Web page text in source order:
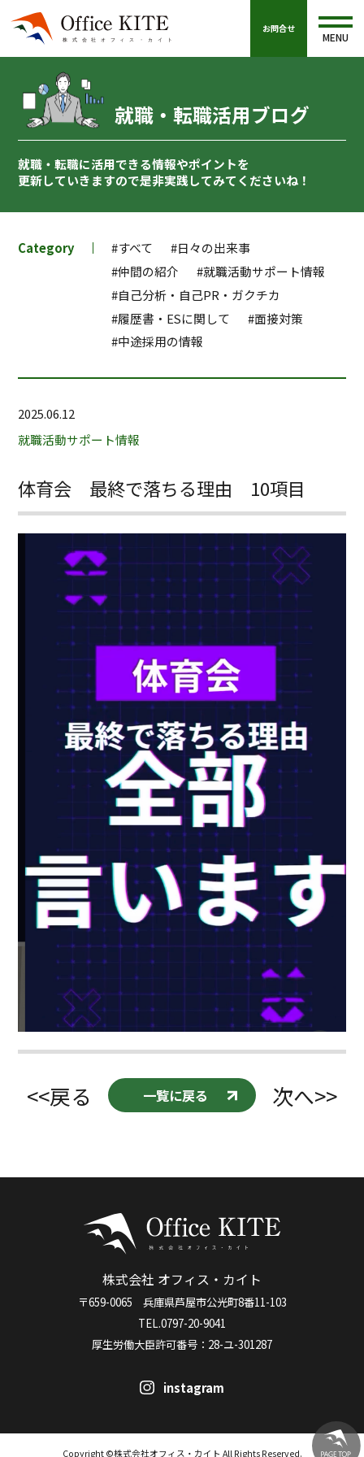
お問合せ
MENU
就職・転職活用ブログ
就職・転職に活用できる情報やポイントを
更新していきますので是非実践してみてくださいね！
Category #すべて
#日々の出来事
#仲間の紹介
#就職活動サポート情報
#自己分析・自己PR・ガクチカ
#履歴書・ESに関して
#面接対策
#中途採用の情報
2025.06.12
就職活動サポート情報
体育会 最終で落ちる理由 10項目
<<戻る 一覧に戻る 次へ>>
株式会社 オフィス・カイト
〒659-0065 兵庫県芦屋市公光町8番11-103
TEL.0797-20-9041
厚生労働大臣許可番号：28-ユ-301287
instagram
Copyright ©株式会社オフィス・カイト All Rights Reserved.